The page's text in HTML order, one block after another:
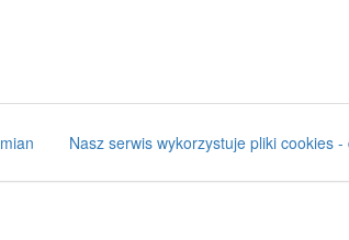
Nasz serwis wykorzystuje pliki cookies